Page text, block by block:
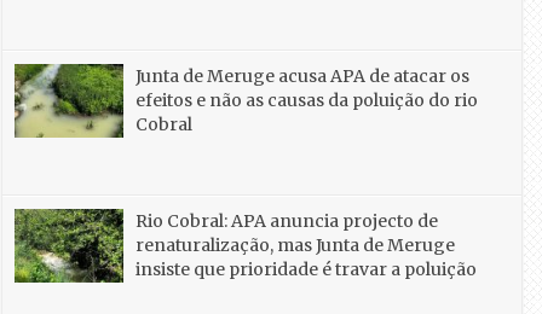
Junta de Meruge acusa APA de atacar os
efeitos e não as causas da poluição do rio
Cobral
Rio Cobral: APA anuncia projecto de
renaturalização, mas Junta de Meruge
insiste que prioridade é travar a poluição